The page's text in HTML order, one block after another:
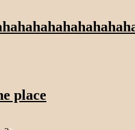
place